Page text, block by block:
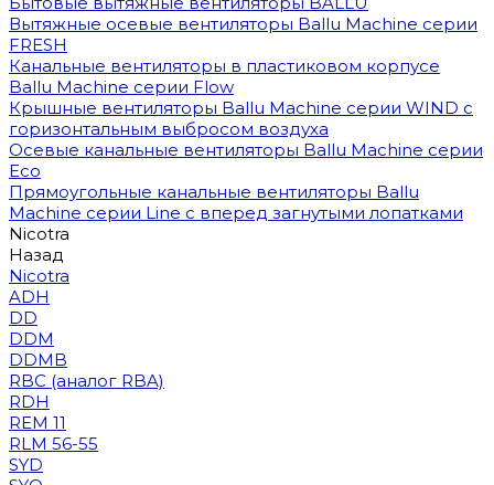
Вытяжные осевые вентиляторы Ballu Machine серии
FRESH
Канальные вентиляторы в пластиковом корпусе
Ballu Machine серии Flow
Крышные вентиляторы Ballu Machine серии WIND с
горизонтальным выбросом воздуха
Осевые канальные вентиляторы Ballu Machine серии
Eco
Прямоугольные канальные вентиляторы Ballu
Machine серии Line с вперед загнутыми лопатками
Nicotra
Назад
Nicotra
ADH
DD
DDM
DDMB
RBC (аналог RBA)
RDH
REM 11
RLM 56-55
SYD